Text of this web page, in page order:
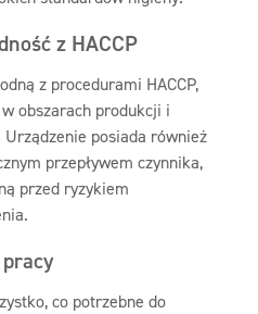
z HACCP
z procedurami HACCP,
obszarach produkcji i
posiada również
przepływem czynnika,
przed ryzykiem
co potrzebne do